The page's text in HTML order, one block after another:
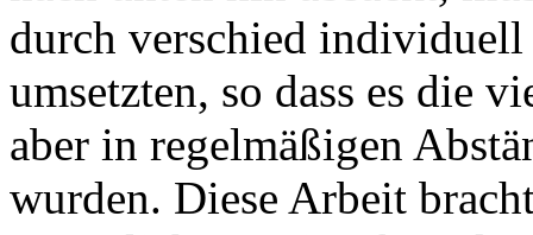
durch verschied
umsetzten, so dass es die
aber in regelmäßigen
wurden. Diese Arbeit